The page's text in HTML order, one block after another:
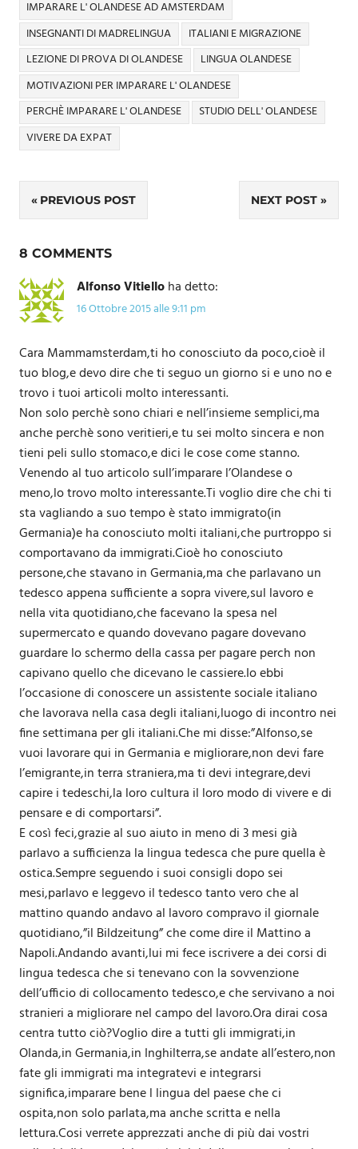
IMPARARE L' OLANDESE AD AMSTERDAM
INSEGNANTI DI MADRELINGUA
ITALIANI E MIGRAZIONE
LEZIONE DI PROVA DI OLANDESE
LINGUA OLANDESE
MOTIVAZIONI PER IMPARARE L' OLANDESE
PERCHÈ IMPARARE L' OLANDESE
STUDIO DELL' OLANDESE
VIVERE DA EXPAT
Navigazione
articoli
PREVIOUS POST NEXT POST
8 COMMENTS
Alfonso Vitielloha detto:
16 Ottobre 2015 alle 9:11 pm
Cara Mammamsterdam,ti ho conosciuto da poco,cioè il
tuo blog,e devo dire che ti seguo un giorno si e uno no e
trovo i tuoi articoli molto interessanti.
Non solo perchè sono chiari e nell’insieme semplici,ma
anche perchè sono veritieri,e tu sei molto sincera e non
tieni peli sullo stomaco,e dici le cose come stanno.
Venendo al tuo articolo sull’imparare l’Olandese o
meno,lo trovo molto interessante.Ti voglio dire che chi ti
sta vagliando a suo tempo è stato immigrato(in
Germania)e ha conosciuto molti italiani,che purtroppo si
comportavano da immigrati.Cioè ho conosciuto
persone,che stavano in Germania,ma che parlavano un
tedesco appena sufficiente a sopra vivere,sul lavoro e
nella vita quotidiano,che facevano la spesa nel
supermercato e quando dovevano pagare dovevano
guardare lo schermo della cassa per pagare perch non
capivano quello che dicevano le cassiere.Io ebbi
l’occasione di conoscere un assistente sociale italiano
che lavorava nella casa degli italiani,luogo di incontro nei
fine settimana per gli italiani.Che mi disse:”Alfonso,se
vuoi lavorare qui in Germania e migliorare,non devi fare
l’emigrante,in terra straniera,ma ti devi integrare,devi
capire i tedeschi,la loro cultura il loro modo di vivere e di
pensare e di comportarsi”.
E così feci,grazie al suo aiuto in meno di 3 mesi già
parlavo a sufficienza la lingua tedesca che pure quella è
ostica.Sempre seguendo i suoi consigli dopo sei
mesi,parlavo e leggevo il tedesco tanto vero che al
mattino quando andavo al lavoro compravo il giornale
quotidiano,”il Bildzeitung” che come dire il Mattino a
Napoli.Andando avanti,lui mi fece iscrivere a dei corsi di
lingua tedesca che si tenevano con la sovvenzione
dell’ufficio di collocamento tedesco,e che servivano a noi
stranieri a migliorare nel campo del lavoro.Ora dirai cosa
centra tutto ciò?Voglio dire a tutti gli immigrati,in
Olanda,in Germania,in Inghilterra,se andate all’estero,non
fate gli immigrati ma integratevi e integrarsi
significa,imparare bene l lingua del paese che ci
ospita,non solo parlata,ma anche scritta e nella
lettura.Cosi verrete apprezzati anche di più dai vostri